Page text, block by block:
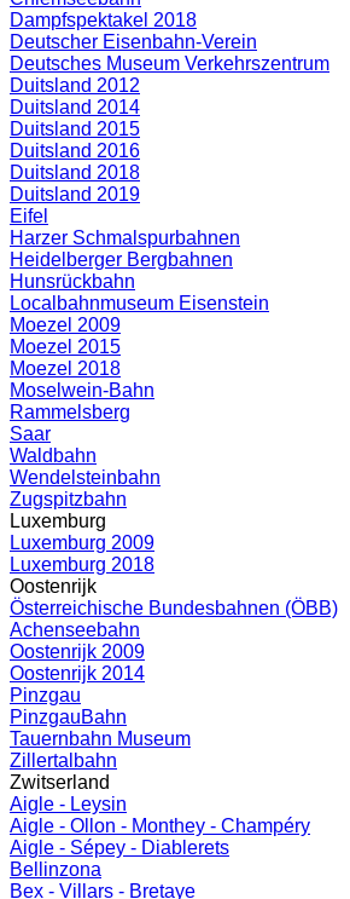
Dampfspektakel 2018
Deutscher Eisenbahn-Verein
Deutsches Museum Verkehrszentrum
Duitsland 2012
Duitsland 2014
Duitsland 2015
Duitsland 2016
Duitsland 2018
Duitsland 2019
Eifel
Harzer Schmalspurbahnen
Heidelberger Bergbahnen
Hunsrückbahn
Localbahnmuseum Eisenstein
Moezel 2009
Moezel 2015
Moezel 2018
Moselwein-Bahn
Rammelsberg
Saar
Waldbahn
Wendelsteinbahn
Zugspitzbahn
Luxemburg
Luxemburg 2009
Luxemburg 2018
Oostenrijk
Österreichische Bundesbahnen (ÖBB)
Achenseebahn
Oostenrijk 2009
Oostenrijk 2014
Pinzgau
PinzgauBahn
Tauernbahn Museum
Zillertalbahn
Zwitserland
Aigle - Leysin
Aigle - Ollon - Monthey - Champéry
Aigle - Sépey - Diablerets
Bellinzona
Bex - Villars - Bretaye